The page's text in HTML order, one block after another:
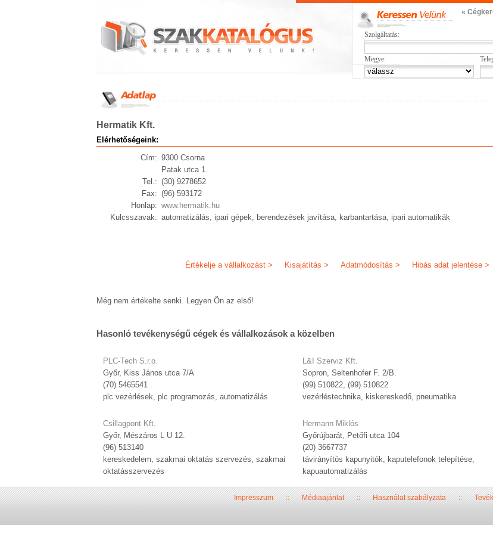
«
Szolgáltatás:
Megye:
Hermatik Kft.
Elérhetőségeink:
Cím: 9300 Csorna
Patak utca 1.
Tel.: (30) 9278652
Fax: (96) 593172
Honlap: www.hermatik.hu
Kulcsszavak: automatizálás, ipari gépek, berendezések javítása, karbantartása, ipari automatikák
Hibás adat jelentése >
Adatmódosítás >
Kisajátítás >
Értékelje a vállalkozást >
Még nem értékelte senki. Legyen Ön az első!
Hasonló tevékenységű cégek és vállalkozások a közelben
PLC-Tech S.r.o.
Győr, Kiss János utca 7/A
(70) 5465541
plc vezérlések, plc programozás, automatizálás
Csillagpont Kft.
Győr, Mészáros L U 12.
(96) 513140
kereskedelem, szakmai oktatás szervezés, szakmai
oktatásszervezés
L&I Szerviz Kft.
Sopron, Seltenhofer F. 2/B.
(99) 510822, (99) 510822
vezérléstechnika, kiskereskedő, pneumatika
Hermann Miklós
Győrújbarát, Petőfi utca 104
(20) 3667737
távirányítós kapunyitók, kaputelefonok telepítése,
kapuautomatizálás
Impresszum::Médiaajánlat::Használat szabályzata::